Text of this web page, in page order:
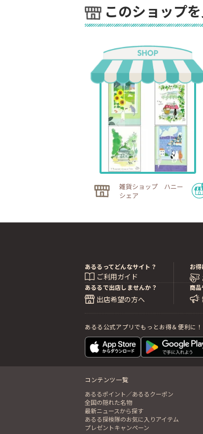
このショップ
雑貨ショップ ハニー
シェア
あるるってどんなサイト？
ご利用ガイド
お
あるるで出店しませんか？
出店希望の方へ
商品
あるる公式アプリでもっとお得＆便利に！
コンテンツ一覧
あるるポイント／あるるクーポン
全国の隠れた名物
最新ニュースから探す
あるる探検隊のお気に入りアイテム
プレゼントキャンペーン